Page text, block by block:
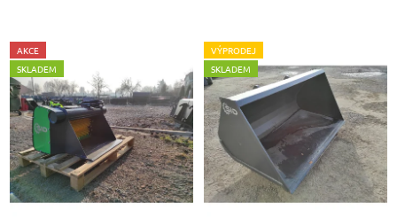
AKCE
SKLADEM
VÝPRODEJ
SKLADEM